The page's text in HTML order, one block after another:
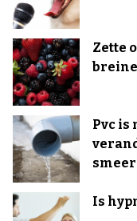
Zette
Pvc is
Is